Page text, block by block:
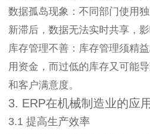
数据孤岛现象：不同部门使用
新滞后，数据无法实时共享，影
库存管理不善：库存管理须精
用资金，而过低的库存又可能
和客户满意度。
3. ERP在机械制造业的应
3.1 提高生产效率